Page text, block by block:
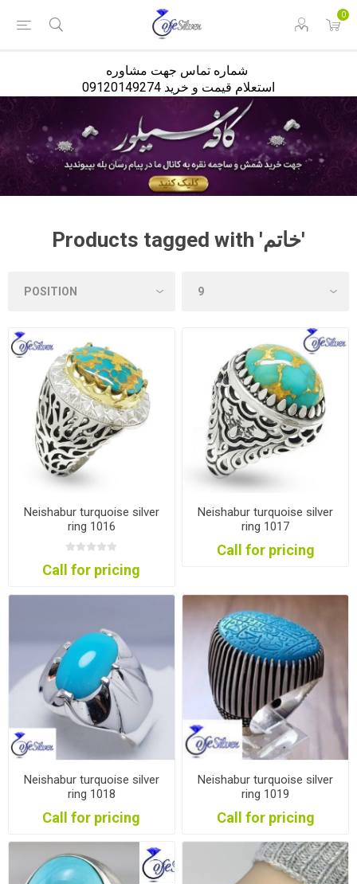
0
استعلام قیمت و خرید 09120149274
Products tagged with 'خاتم'
Neishabur turquoise silver
ring 1016
Call for pricing
Neishabur turquoise silver
ring 1017
Call for pricing
Neishabur turquoise silver
ring 1018
Call for pricing
Neishabur turquoise silver
ring 1019
Call for pricing